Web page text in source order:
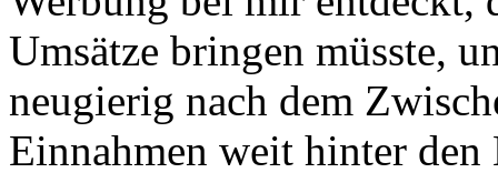
Umsätze bringen müsste,
neugierig nach dem
Einnahmen weit hinter